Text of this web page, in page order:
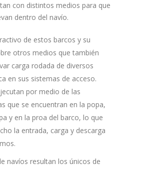
con distintos medios para que
dentro del navío.
de estos barcos y su
otros medios que también
carga rodada de diversos
en sus sistemas de acceso.
por medio de las
que se encuentran en la popa,
y en la proa del barco, lo que
la entrada, carga y descarga
navíos resultan los únicos de